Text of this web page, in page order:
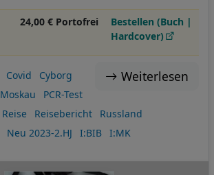
24,00 € Portofrei
Bestellen (Buch |
Hardcover)
Weiterlesen
Covid
Cyborg
Moskau
PCR-Test
Reise Reisebericht
Russland
Neu 2023-2.HJ I:BIB I:MK